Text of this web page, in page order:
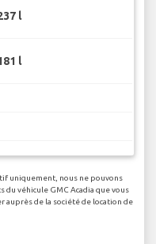
l
l
uniquement, nous ne pouvons
du véhicule GMC Acadia que vous
auprès de la société de location de